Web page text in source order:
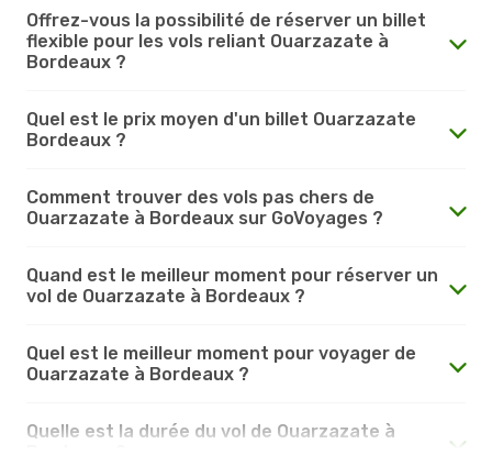
Offrez-vous la possibilité de réserver un billet
flexible pour les vols reliant Ouarzazate à
Bordeaux ?
Quel est le prix moyen d'un billet Ouarzazate
Bordeaux ?
Comment trouver des vols pas chers de
Ouarzazate à Bordeaux sur GoVoyages ?
Quand est le meilleur moment pour réserver un
vol de Ouarzazate à Bordeaux ?
Quel est le meilleur moment pour voyager de
Ouarzazate à Bordeaux ?
Quelle est la durée du vol de Ouarzazate à